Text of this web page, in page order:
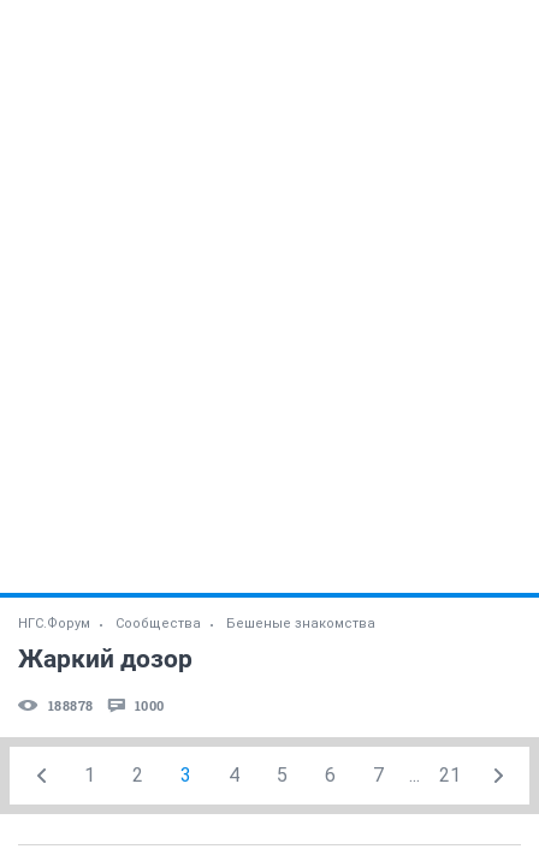
НГС.Форум Сообщества Бешеные знакомства
Жаркий дозор
188878 1000
1 2 3 4 5 6 7 21